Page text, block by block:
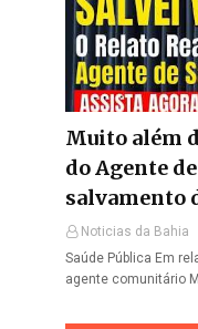
Muito além
do Agente
salvamento
Noticias da Bahia
Saúde Pública Em
agente comunitário